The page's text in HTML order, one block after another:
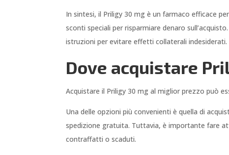
In sintesi, il Priligy 30 mg è un farmaco efficace
sconti speciali per risparmiare denaro
istruzioni per evitare effetti collaterali indesiderati.
Dove acquistare
Acquistare il Priligy 30 mg al miglior prezzo può
Una delle opzioni più convenienti è quella di
spedizione gratuita. Tuttavia, è importante fare
contraffatti o scaduti.